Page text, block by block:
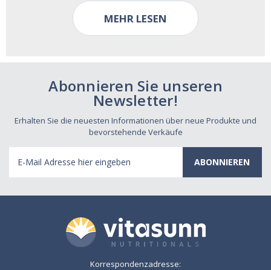
MEHR LESEN
Abonnieren Sie unseren
Newsletter!
Erhalten Sie die neuesten Informationen über neue Produkte und
bevorstehende Verkäufe
Mail
Adresse
Korrespondenzadresse: